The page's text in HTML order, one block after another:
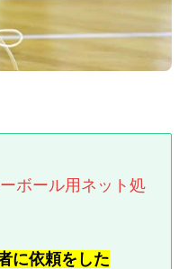
ボール用ネット処
に依頼をした